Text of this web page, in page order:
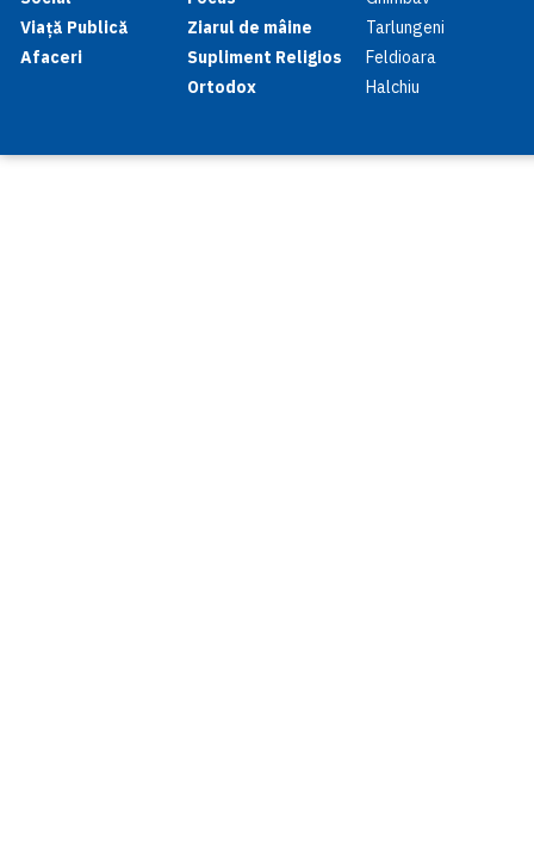
Viață Publică
Afaceri
Ziarul de mâine
Supliment Religios
Ortodox
Tarlungeni
Feldioara
Halchiu